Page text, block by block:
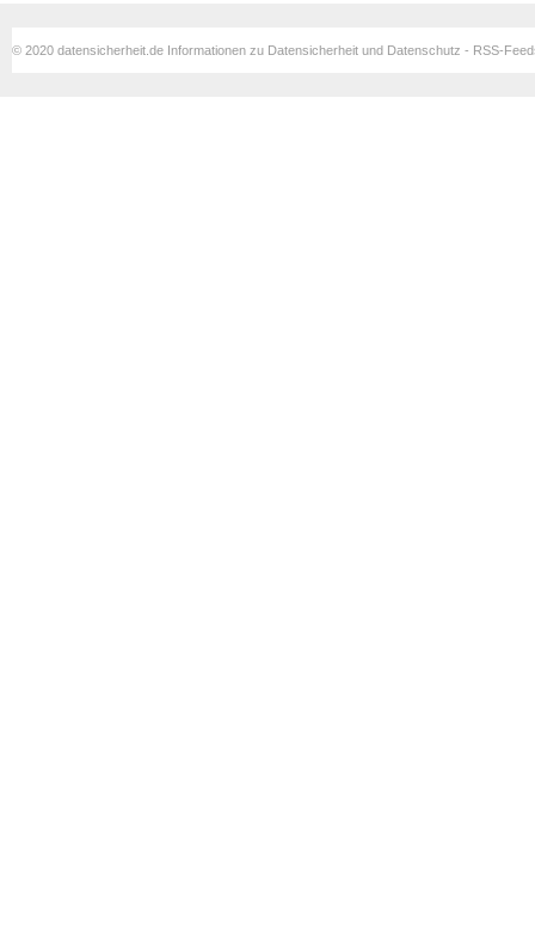
© 2020 datensicherheit.de Informationen zu Datensicherheit und Datenschutz - RSS-